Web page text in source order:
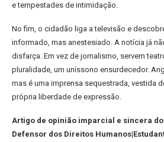
e tempestades de intimidação.
No fim, o cidadão liga a televisão e
informado, mas anestesiado. A notícia já
disfarça. Em vez de jornalismo, servem
pluralidade, um uníssono ensurdecedor.
mas é uma imprensa sequestrada, vestida
própria liberdade de expressão.
Artigo de opinião imparcial e sincera do
Defensor dos Direitos